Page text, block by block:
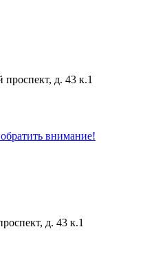
д. 43 к.1
внимание!
д. 43 к.1